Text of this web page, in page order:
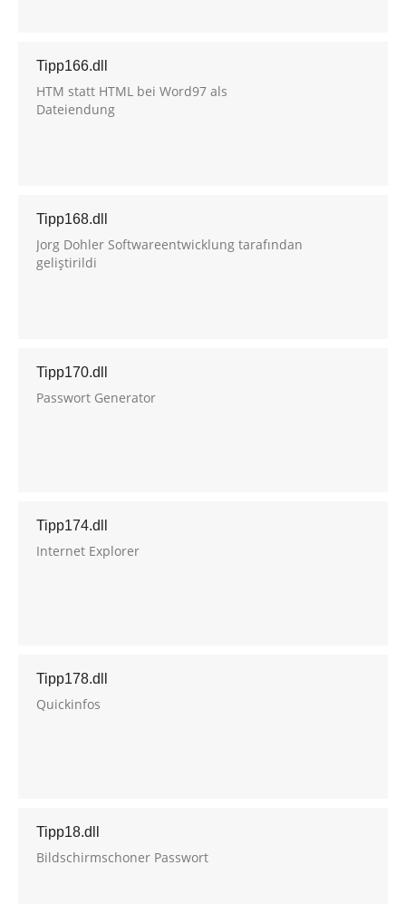
Tipp166.dll
HTM statt HTML bei Word97 als
Dateiendung
Tipp168.dll
Jorg Dohler Softwareentwicklung tarafından
geliştirildi
Tipp170.dll
Passwort Generator
Tipp174.dll
Internet Explorer
Tipp178.dll
Quickinfos
Tipp18.dll
Bildschirmschoner Passwort